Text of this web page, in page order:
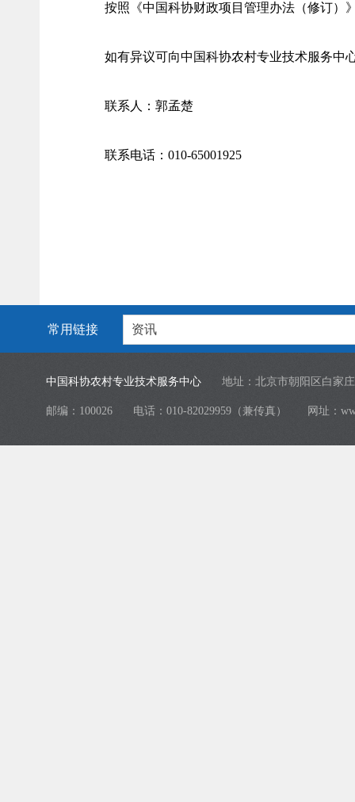
按照《中国科协财政项目管理办法（修订）
如有异议可向中国科协农村专业技术服务中
联系人：郭孟楚
联系电话：010-65001925
常用链接 资讯
中国科协农村专业技术服务中心 地址：北京市朝阳区白家
邮编：100026 电话：010-82029959（兼传真） 网址：